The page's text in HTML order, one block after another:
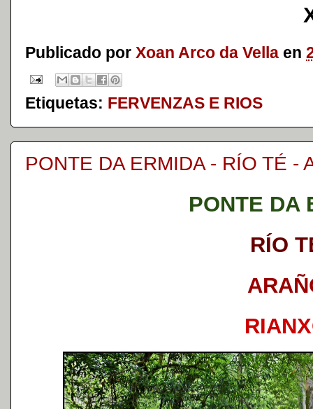
Publicado por Xoan Arco da Vella en
Etiquetas: FERVENZAS E RIOS
PONTE DA ERMIDA - RÍO TÉ -
PONTE DA
RÍO